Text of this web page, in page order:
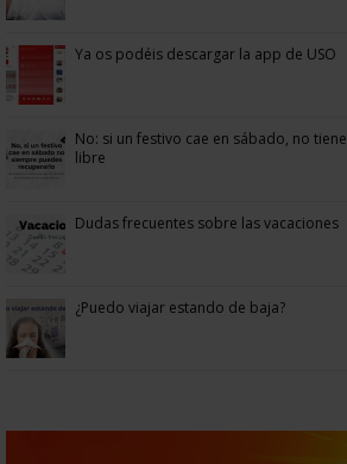
Ya os podéis descargar la app de USO
No: si un festivo cae en sábado, no
libre
Dudas frecuentes sobre las vacaciones
¿Puedo viajar estando de baja?